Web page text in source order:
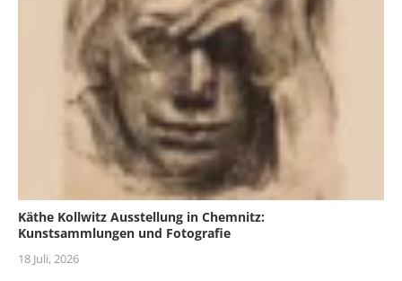
Käthe Kollwitz Ausstellung in Chemnitz:
Kunstsammlungen und Fotografie
18 Juli, 2026